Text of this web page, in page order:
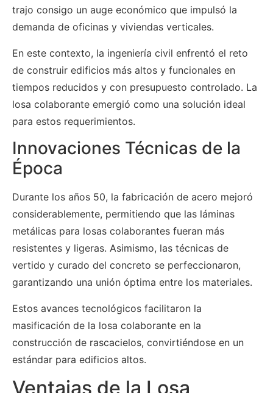
trajo consigo un auge económico que impulsó la
demanda de oficinas y viviendas verticales.
En este contexto, la ingeniería civil enfrentó el reto
de construir edificios más altos y funcionales en
tiempos reducidos y con presupuesto controlado. La
losa colaborante emergió como una solución ideal
para estos requerimientos.
Innovaciones Técnicas de la
Época
Durante los años 50, la fabricación de acero mejoró
considerablemente, permitiendo que las láminas
metálicas para losas colaborantes fueran más
resistentes y ligeras. Asimismo, las técnicas de
vertido y curado del concreto se perfeccionaron,
garantizando una unión óptima entre los materiales.
Estos avances tecnológicos facilitaron la
masificación de la losa colaborante en la
construcción de rascacielos, convirtiéndose en un
estándar para edificios altos.
Ventajas de la Losa